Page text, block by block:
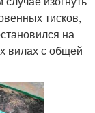
тисков,
на
вилах с общей